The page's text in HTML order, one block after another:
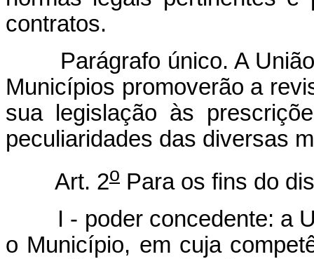
contratos.
Parágrafo único. A União,
Municípios promoverão a
sua legislação às
peculiaridades das diversas
Art. 2o Para os fins do
I - poder concedente: a
o Município, em cuja